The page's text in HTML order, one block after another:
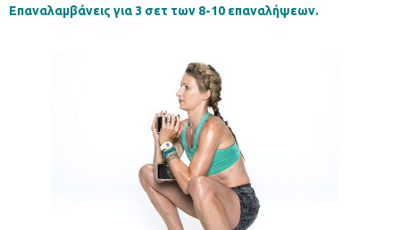
Επαναλαμβάνεις για 3 σετ των 8-10 επαναλήψεων.